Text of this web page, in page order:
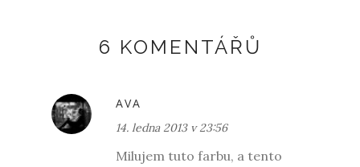
6 KOMENTÁŘŮ
AVA
14. ledna 2013 v 23:56
Milujem tuto farbu, a tento